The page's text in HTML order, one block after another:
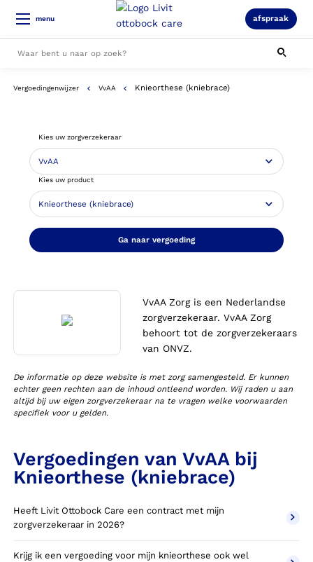
menu afspraak
Alle resultaten
Vergoedingenwijzer VvAA Knieorthese (kniebrace)
Kies uw zorgverzekeraar
Kies uw product
Ga naar vergoeding
VvAA Zorg is een Nederlandse
zorgverzekeraar. VvAA Zorg
behoort tot de zorgverzekeraars
van ONVZ.
De informatie op deze website is met zorg samengesteld. Er kunnen
echter geen rechten aan de inhoud ontleend worden. Wij raden u aan
altijd bij uw eigen zorgverzekeraar na te vragen welke voorwaarden
specifiek voor u gelden.
Vergoedingen van VvAA bij
Knieorthese (kniebrace)
Heeft Livit Ottobock Care een contract met mijn
zorgverzekeraar in 2026?
Krijg ik een vergoeding voor mijn knieorthese ook wel